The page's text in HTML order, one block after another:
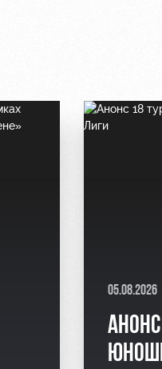
05.08.2026